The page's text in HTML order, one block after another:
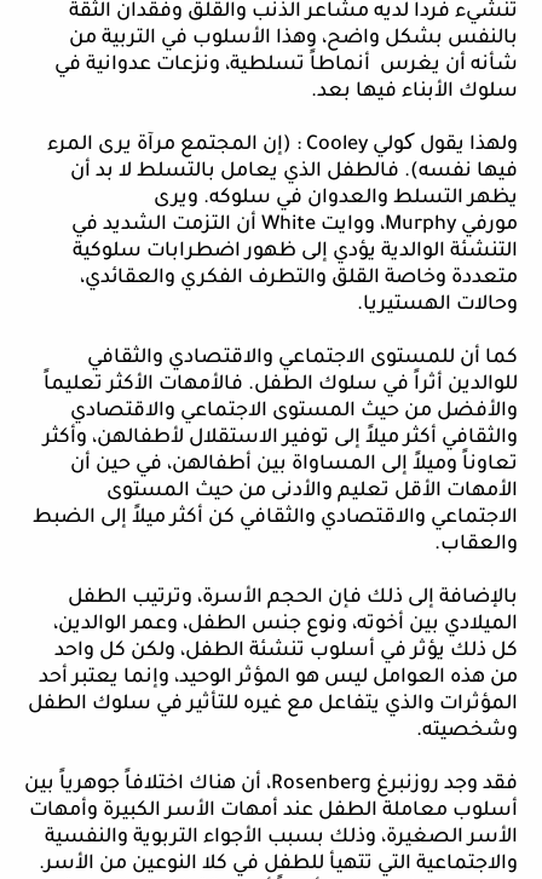
تنشيء فرداً لديه مشاعر الذنب والقلق وفقدان الثقة
بالنفس بشكل واضح، وهذا الأسلوب في التربية من
شأنه أن يغرس أنماطاً تسلطية، ونزعات عدوانية في
سلوك الأبناء فيها بعد.
ولهذا يقول کولي Cooley : (إن المجتمع مرآة يرى المرء
فيها نفسه). فالطفل الذي يعامل بالتسلط لا بد أن
يظهر التسلط والعدوان في سلوكه. ويرى
مورفي Murphy، ووايت White أن التزمت الشديد في
التنشئة الوالدية يؤدي إلى ظهور اضطرابات سلوكية
متعددة وخاصة القلق والتطرف الفكري والعقائدي،
وحالات الهستيريا.
كما أن للمستوى الاجتماعي والاقتصادي والثقافي
للوالدين أثراً في سلوك الطفل. فالأمهات الأكثر تعليماً
والأفضل من حيث المستوى الاجتماعي والاقتصادي
والثقافي أكثر ميلاً إلى توفير الاستقلال لأطفالهن، وأكثر
تعاوناً وميلاً إلى المساواة بين أطفالهن، في حين أن
الأمهات الأقل تعليم والأدنى من حيث المستوى
الاجتماعي والاقتصادي والثقافي كن أكثر ميلاً إلى الضبط
والعقاب.
بالإضافة إلى ذلك فإن الحجم الأسرة، وترتيب الطفل
الميلادي بين أخوته، ونوع جنس الطفل، وعمر الوالدين،
كل ذلك يؤثر في أسلوب تنشئة الطفل، ولكن كل واحد
من هذه العوامل ليس هو المؤثر الوحيد، وإنما يعتبر أحد
المؤثرات والذي يتفاعل مع غيره للتأثير في سلوك الطفل
وشخصيته.
فقد وجد روزنبرغ Rosenberg، أن هناك اختلافاً جوهرياً بين
أسلوب معاملة الطفل عند أمهات الأسر الكبيرة وأمهات
الأسر الصغيرة، وذلك بسبب الأجواء التربوية والنفسية
والاجتماعية التي تتهيأ للطفل في كلا النوعين من الأسر.